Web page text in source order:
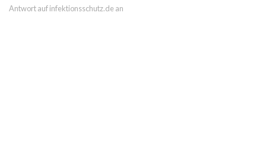
Antwort auf infektionsschutz.de an